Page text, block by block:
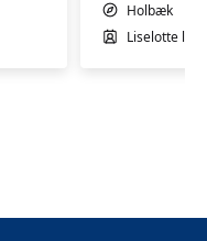
Holbæk
Liselotte le